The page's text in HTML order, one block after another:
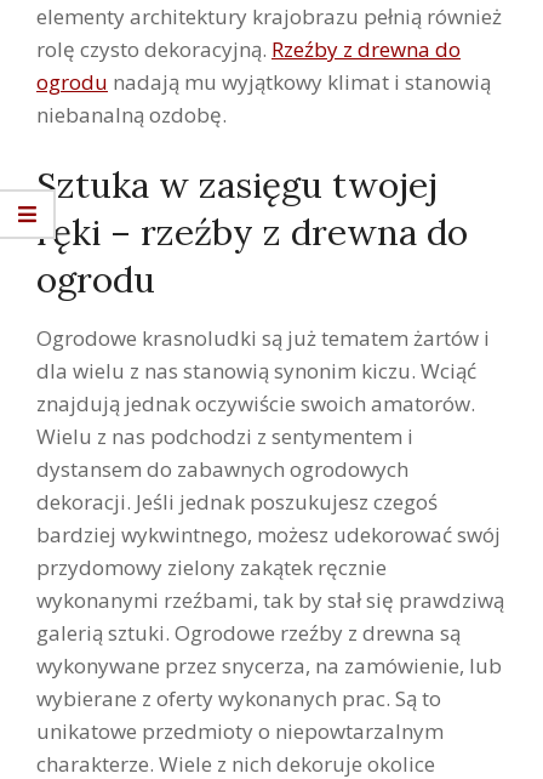
elementy architektury krajobrazu pełnią również
rolę czysto dekoracyjną. Rzeźby z drewna do
ogrodu nadają mu wyjątkowy klimat i stanowią
niebanalną ozdobę.
Sztuka w zasięgu twojej
ręki – rzeźby z drewna do
ogrodu
Ogrodowe krasnoludki są już tematem żartów i
dla wielu z nas stanowią synonim kiczu. Wciąć
znajdują jednak oczywiście swoich amatorów.
Wielu z nas podchodzi z sentymentem i
dystansem do zabawnych ogrodowych
dekoracji. Jeśli jednak poszukujesz czegoś
bardziej wykwintnego, możesz udekorować swój
przydomowy zielony zakątek ręcznie
wykonanymi rzeźbami, tak by stał się prawdziwą
galerią sztuki. Ogrodowe rzeźby z drewna są
wykonywane przez snycerza, na zamówienie, lub
wybierane z oferty wykonanych prac. Są to
unikatowe przedmioty o niepowtarzalnym
charakterze. Wiele z nich dekoruje okolice